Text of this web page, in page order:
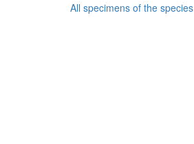
All specimens of the species